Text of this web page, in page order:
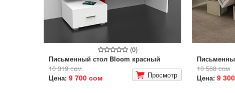
(0)
Письменный стол Bloom красный
10 319 сом
Цена: 9 700 сом Просмотр
10 568 сом
Цена: 9